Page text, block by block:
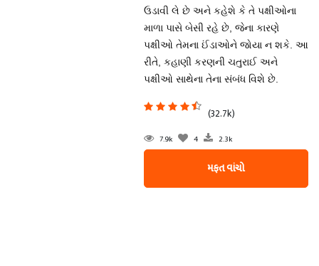
ઉડાવી લે છે અને કહેશે કે તે પક્ષીઓના
માળા પાસે બેસી રહે છે, જેના કારણે
પક્ષીઓ તેમના ઈંડાઓને જોયા ન શકે. આ
રીતે, કહાણી કરણની ચતુરાઈ અને
પક્ષીઓ સાથેના તેના સંબંધ વિશે છે.
(32.7k)
7.9k 4 2.3k
મફત વાંચો